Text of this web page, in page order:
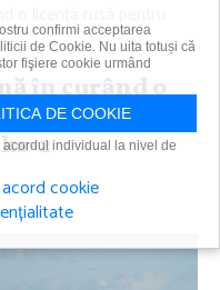
o licenţă rusă pentru
în curând o
2
confirmi acceptarea
de Cookie. Nu uita totuși că
fişiere cookie urmând
DE COOKIE
individual la nivel de
cookie